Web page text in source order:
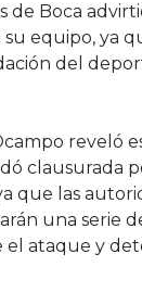
de Boca
equipo, ya
del
reveló
clausurada
que las
una serie
el ataque y